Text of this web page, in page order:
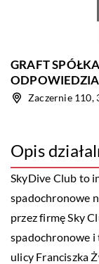
GRAFT
Zaczernie 110,
Opis
SkyDive Club to
spadochronowe
przez firmę Sky
spadochronowe
ulicy Franciszka